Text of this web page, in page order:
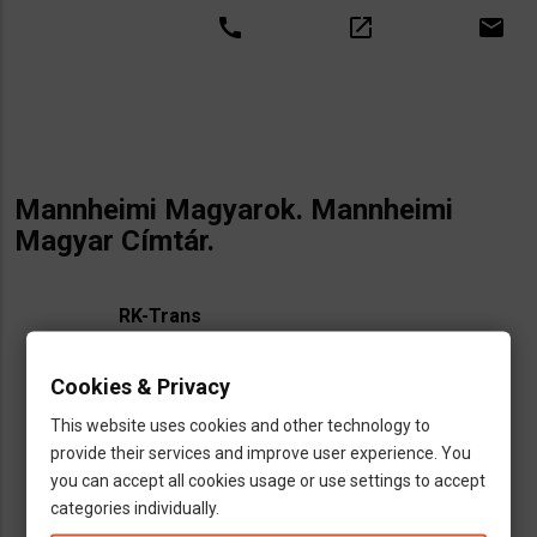
Mannheimi Magyarok. Mannheimi
Magyar Címtár.
RK-Trans
HÉTFŐ
Budapest Székesfehérvár Nagykanizsa
Sopron
Cookies & Privacy
This website uses cookies and other technology to
provide their services and improve user experience. You
you can accept all cookies usage or use settings to accept
categories individually.